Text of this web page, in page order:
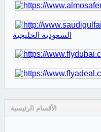
السعودية الخليجية
الأقسام الرئيسية